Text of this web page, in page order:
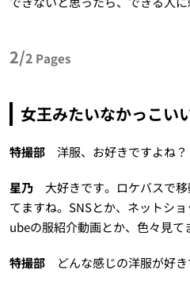
2/2 Pages
女王みたいなかっこい
特撮部洋服、お好きですよね？
星乃大好きです。ロケバスで移
てますね。SNSとか、ネットシ
ubeの服紹介動画とか、色々見て
特撮部どんな感じの洋服が好き